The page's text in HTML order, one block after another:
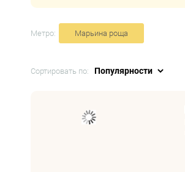
Метро: Марьина роща
Сортировать по: